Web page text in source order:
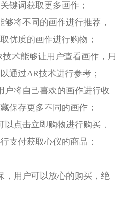
键词获取更多画作；
够将不同的画作进行推荐，
优质的画作进行购物；
术能够让用户查看画作，用
通过AR技术进行参考；
户将自己喜欢的画作进行收
保存更多不同的画作；
点击立即购物进行购买，
支付获取心仪的商品；
，用户可以放心的购买，绝